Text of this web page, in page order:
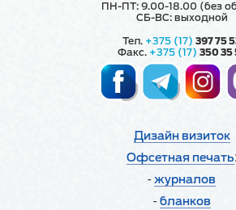
ПН-ПТ: 9.00-18.00 (без
СБ-ВС: выходной
Тел. +375 (17) 397 75
Факс. +375 (17) 350 35
Дизайн визиток
Офсетная печать:
- журналов
-бланков